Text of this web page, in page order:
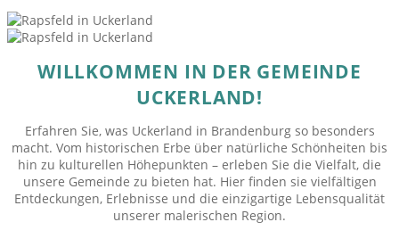
WILLKOMMEN IN DER GEMEINDE
UCKERLAND!
Erfahren Sie, was Uckerland in Brandenburg so besonders
macht. Vom historischen Erbe über natürliche Schönheiten bis
hin zu kulturellen Höhepunkten – erleben Sie die Vielfalt, die
unsere Gemeinde zu bieten hat. Hier finden sie vielfältigen
Entdeckungen, Erlebnisse und die einzigartige Lebensqualität
unserer malerischen Region.